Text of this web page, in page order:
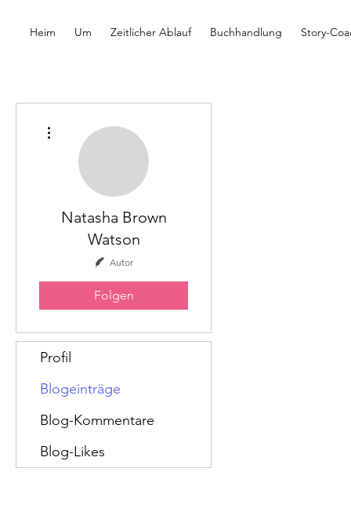
Heim Um Zeitlicher Ablauf Buchhandlung Story-
Natasha Brown
Watson
Autor
Folgen
Profil
Blogeinträge
Blog-Kommentare
Blog-Likes